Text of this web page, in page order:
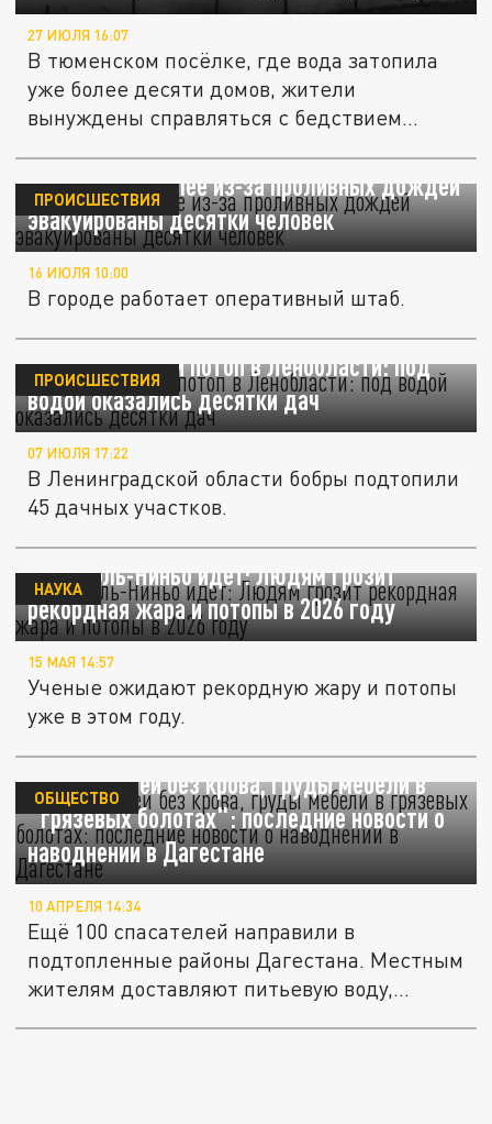
27 ИЮЛЯ 16:07
В тюменском посёлке, где вода затопила
уже более десяти домов, жители
вынуждены справляться с бедствием...
В Верхнем Уфалее из-за проливных дождей
эвакуированы десятки человек
ПРОИСШЕСТВИЯ
16 ИЮЛЯ 10:00
В городе работает оперативный штаб.
Бобры устроили потоп в Ленобласти: под
водой оказались десятки дач
ПРОИСШЕСТВИЯ
07 ИЮЛЯ 17:22
В Ленинградской области бобры подтопили
45 дачных участков.
Супер-Эль-Ниньо идет: Людям грозит
рекордная жара и потопы в 2026 году
НАУКА
15 МАЯ 14:57
Ученые ожидают рекордную жару и потопы
уже в этом году.
Тысячи семей без крова, груды мебели в
"грязевых болотах": последние новости о
наводнении в Дагестане
ОБЩЕСТВО
10 АПРЕЛЯ 14:34
Ещё 100 спасателей направили в
подтопленные районы Дагестана. Местным
жителям доставляют питьевую воду,...